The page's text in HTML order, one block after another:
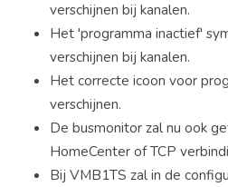
verschijnen bij kanalen.
Het 'programma inactief'
verschijnen bij kanalen.
Het correcte icoon voor
verschijnen.
De busmonitor zal nu ook
HomeCenter of TCP
Bij VMB1TS zal in de